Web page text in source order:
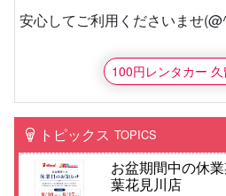
安心してご利用くださいませ
100円レンタカー
トピックス TOPICS
お盆期間中の休
葉花見川店